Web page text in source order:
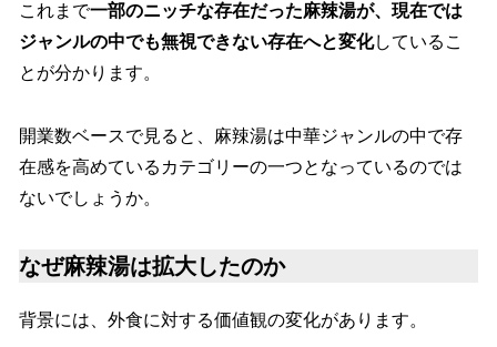
これまで一部のニッチな存在だった麻辣湯が、現在では
ジャンルの中でも無視できない存在へと変化しているこ
とが分かります。
開業数ベースで見ると、麻辣湯は中華ジャンルの中で存
在感を高めているカテゴリーの一つとなっているのでは
ないでしょうか。
なぜ麻辣湯は拡大したのか
背景には、外食に対する価値観の変化があります。